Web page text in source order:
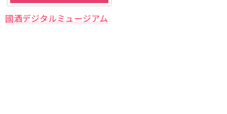
國酒デジタルミュージアム